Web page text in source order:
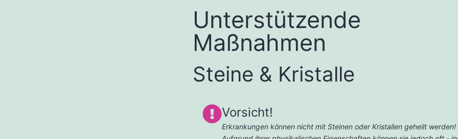
Unterstützende
Maßnahmen
Steine & Kristalle
Vorsicht!
Erkrankungen können nicht mit Steinen oder Kristallen geheilt werden!